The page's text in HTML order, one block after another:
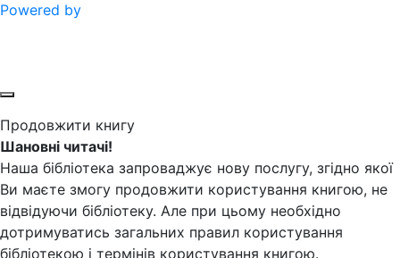
Powered by
Продовжити книгу
Шановні читачі!
Наша бібліотека запроваджує нову послугу, згідно якої
Ви маєте змогу продовжити користування книгою, не
відвідуючи бібліотеку. Але при цьому необхідно
дотримуватись загальних правил користування
бібліотекою і термінів користування книгою.